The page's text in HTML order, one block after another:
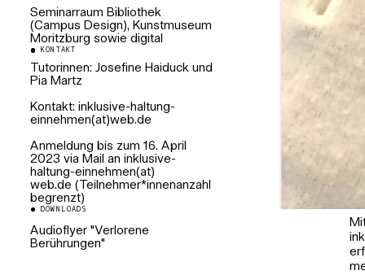
Seminarraum Bibliothek
(Campus Design), Kunstmuseum
Moritzburg sowie digital
KONTAKT
Tutorinnen: Josefine Haiduck und
Pia Martz
Kontakt: inklusive-haltung-
einnehmen(at)web.de
Anmeldung bis zum 16. April
2023 via Mail an inklusive-
haltung-einnehmen(at)
web.de (Teilnehmer*innenanzahl
begrenzt)
DOWNLOADS
Audioflyer "Verlorene
Berührungen"